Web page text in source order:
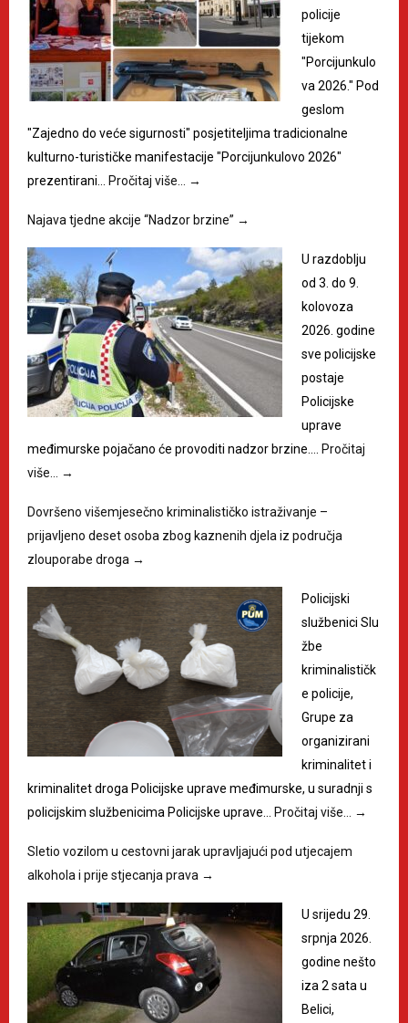
policije
tijekom
"Porcijunkulo
va 2026." Pod
geslom
"Zajedno do veće sigurnosti" posjetiteljima tradicionalne
kulturno-turističke manifestacije "Porcijunkulovo 2026"
prezentirani…
Pročitaj više… →
Najava tjedne akcije “Nadzor brzine” →
U razdoblju
od 3. do 9.
kolovoza
2026. godine
sve policijske
postaje
Policijske
uprave
međimurske pojačano će provoditi nadzor brzine.…
Pročitaj
više…
→
Dovršeno višemjesečno kriminalističko istraživanje –
prijavljeno deset osoba zbog kaznenih djela iz područja
zlouporabe droga →
Policijski
službenici Slu
žbe
kriminalističk
e policije,
Grupe za
organizirani
kriminalitet i
kriminalitet droga Policijske uprave međimurske, u suradnji s
policijskim službenicima Policijske uprave…
Pročitaj više… →
Sletio vozilom u cestovni jarak upravljajući pod utjecajem
alkohola i prije stjecanja prava →
U srijedu 29.
srpnja 2026.
godine nešto
iza 2 sata u
Belici,